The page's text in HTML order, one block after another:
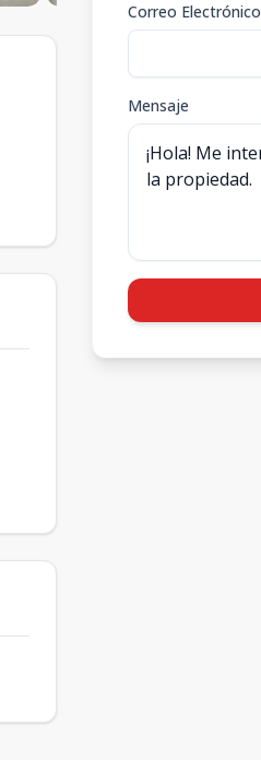
Correo Electrónico
Mensaje